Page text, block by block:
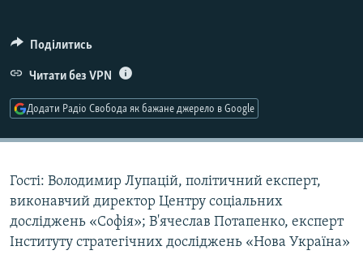
КРИМ РЕАЛІЇ
РУС
УКР
КТАТ
ДОЛУЧАЙСЯ!
Поділитись
Читати без VPN
Додати Радіо Свобода як бажане джерело в Google
Гості: Володимир Лупацій, політичний експерт,
виконавчий директор Центру соціальних
досліджень «Софія»; В'ячеслав Потапенко, експерт
Інституту стратегічних досліджень «Нова Україна»